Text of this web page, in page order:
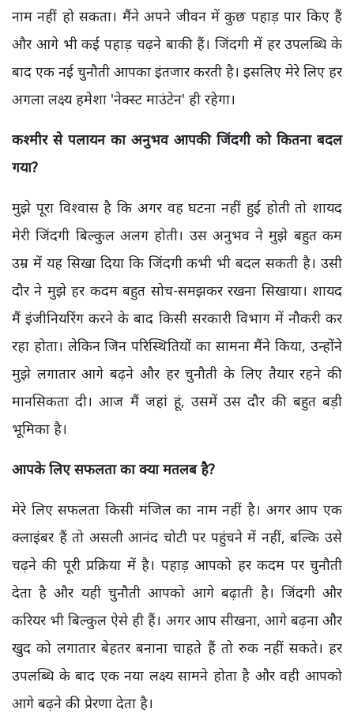
नाम नहीं हो सकता। मैंने अपने जीवन में कुछ पहाड़ पार किए हैं
और आगे भी कई पहाड़ चढ़ने बाकी हैं। जिंदगी में हर उपलब्धि के
बाद एक नई चुनौती आपका इंतजार करती है। इसलिए मेरे लिए हर
अगला लक्ष्य हमेशा 'नेक्स्ट माउंटेन' ही रहेगा।
कश्मीर से पलायन का अनुभव आपकी जिंदगी को कितना बदल
गया?
मुझे पूरा विश्वास है कि अगर वह घटना नहीं हुई होती तो शायद
मेरी जिंदगी बिल्कुल अलग होती। उस अनुभव ने मुझे बहुत कम
उम्र में यह सिखा दिया कि जिंदगी कभी भी बदल सकती है। उसी
दौर ने मुझे हर कदम बहुत सोच-समझकर रखना सिखाया। शायद
मैं इंजीनियरिंग करने के बाद किसी सरकारी विभाग में नौकरी कर
रहा होता। लेकिन जिन परिस्थितियों का सामना मैंने किया, उन्होंने
मुझे लगातार आगे बढ़ने और हर चुनौती के लिए तैयार रहने की
मानसिकता दी। आज मैं जहां हूं, उसमें उस दौर की बहुत बड़ी
भूमिका है।
आपके लिए सफलता का क्या मतलब है?
मेरे लिए सफलता किसी मंजिल का नाम नहीं है। अगर आप एक
क्लाइंबर हैं तो असली आनंद चोटी पर पहुंचने में नहीं, बल्कि उसे
चढ़ने की पूरी प्रक्रिया में है। पहाड़ आपको हर कदम पर चुनौती
देता है और यही चुनौती आपको आगे बढ़ाती है। जिंदगी और
करियर भी बिल्कुल ऐसे ही हैं। अगर आप सीखना, आगे बढ़ना और
खुद को लगातार बेहतर बनाना चाहते हैं तो रुक नहीं सकते। हर
उपलब्धि के बाद एक नया लक्ष्य सामने होता है और वही आपको
आगे बढ़ने की प्रेरणा देता है।